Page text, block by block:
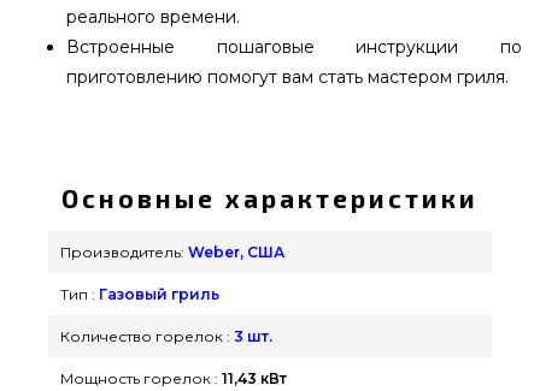
реального времени.
Встроенные пошаговые инструкции по
приготовлению помогут вам стать мастером гриля.
приобрести от надежного производителя
Weber, США по лучшей цене всего 106 129 грн. в
каталоге интернет магазина грилей и
на Газовые грили в онлайн каталоге
grillpoint.com.ua Позвоните нашим специалистам
Основные характеристики
Производитель: Weber, США
Тип : Газовый гриль
Количество горелок : 3 шт.
Мощность горелок : 11,43 кВт